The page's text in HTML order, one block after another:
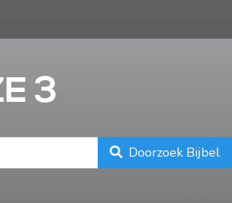
3
Doorzoek Bijbel